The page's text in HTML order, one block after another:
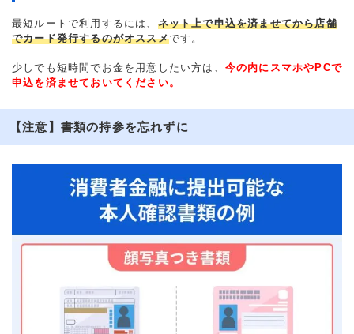
最短ルートで利用するには、 ネット上で申込を済ませてから店舗
でカード発行するのがオススメです。
少しでも短時間でお金を用意したい方は、 今の内にスマホやPCで
申込を済ませておいてください。
【注意】書類の持参を忘れずに